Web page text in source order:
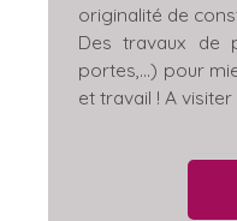
originalité de
Des travaux de
portes,...) pour
et travail ! A visiter